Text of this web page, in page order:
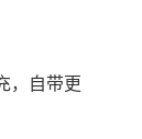
，自带更